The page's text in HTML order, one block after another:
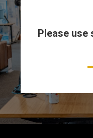
Please use